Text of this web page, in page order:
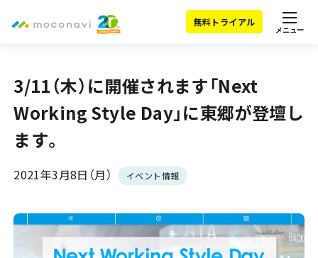
無料トライアル
メニュー
3/11（木）に開催されます「Next
Working Style Day」に東郷が登壇し
ます。
2021年3月8日（月） イベント情報